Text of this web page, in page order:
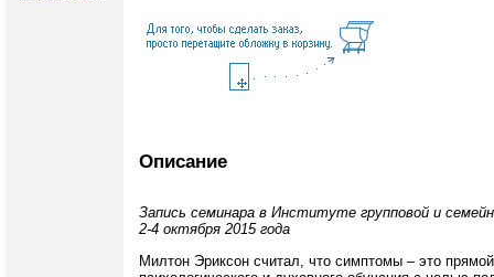
Описание
Запись семинара в Институте групповой и
2-4 октября 2015 года
Милтон Эриксон считал, что симптомы – это